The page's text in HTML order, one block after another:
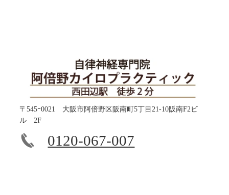
〒545ｰ0021 大阪市阿倍野区阪南町5丁目21-10阪南F2ビ
ル 2F
0120-067-007